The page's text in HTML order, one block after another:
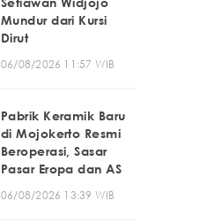
Mundur dari Kursi
Dirut
06/08/2026 11:57 WIB
Pabrik Keramik Baru
di Mojokerto Resmi
Beroperasi, Sasar
Pasar Eropa dan AS
06/08/2026 13:39 WIB